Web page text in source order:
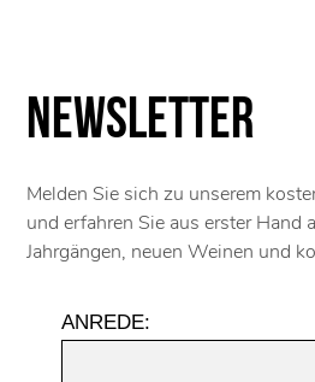
Newsletter
Melden Sie sich zu unserem
und erfahren Sie aus erster Hand
Jahrgängen, neuen Weinen und